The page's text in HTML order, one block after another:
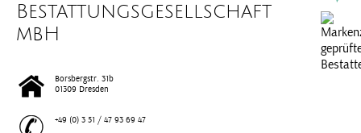
Bestattungsgesellschaft
mbH
Borsbergstr. 31b
01309 Dresden
+49 (0) 3 51 / 47 93 69 47